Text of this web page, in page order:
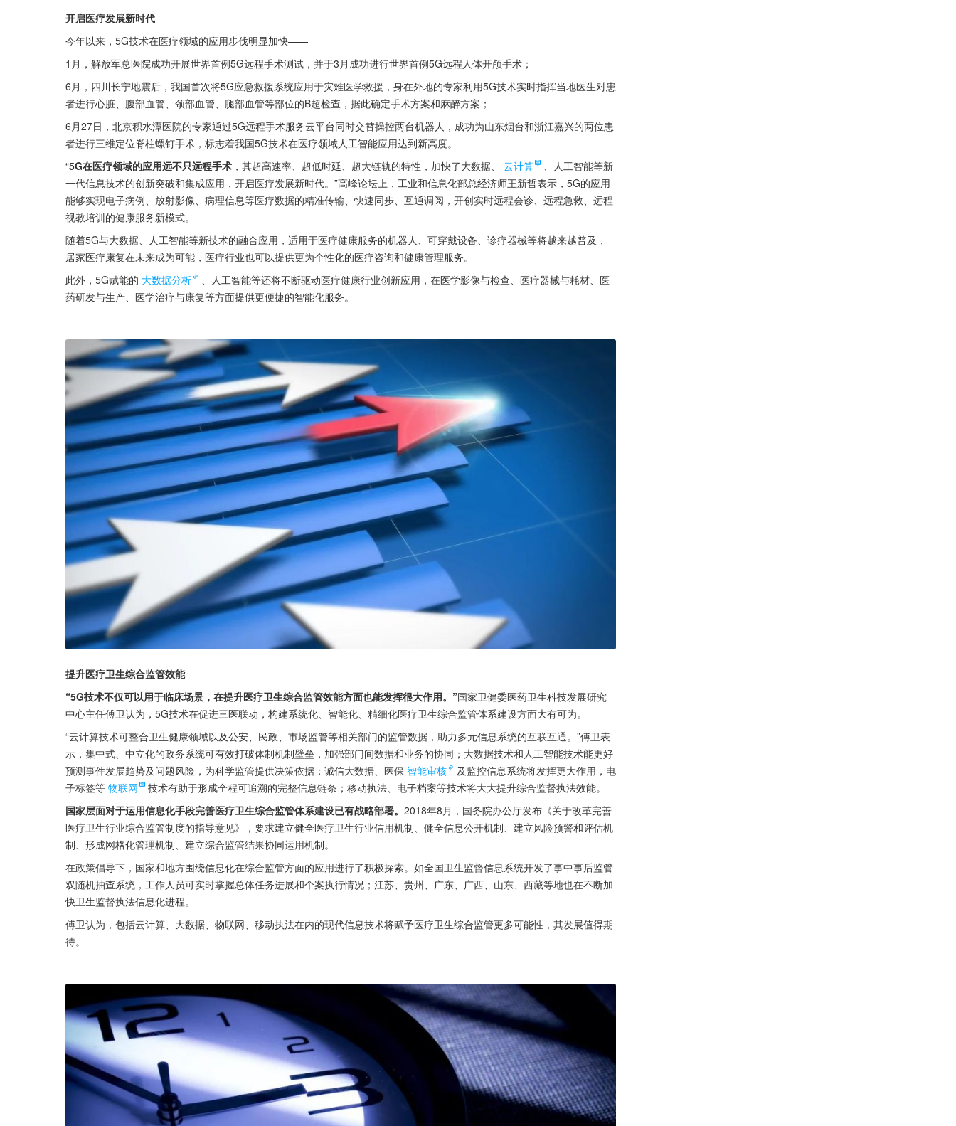
开启医疗发展新时代
今年以来，5G技术在医疗领域的应用步伐明显加快——
1月，解放军总医院成功开展世界首例5G远程手术测试，并于3月成功进行世界首例5G远程人体开颅手术；
6月，四川长宁地震后，我国首次将5G应急救援系统应用于灾难医学救援，身在外地的专家利用5G技术实时指挥当地医生对患
者进行心脏、腹部血管、颈部血管、腿部血管等部位的B超检查，据此确定手术方案和麻醉方案；
6月27日，北京积水潭医院的专家通过5G远程手术服务云平台同时交替操控两台机器人，成功为山东烟台和浙江嘉兴的两位患
者进行三维定位脊柱螺钉手术，标志着我国5G技术在医疗领域人工智能应用达到新高度。
“5G在医疗领域的应用远不只远程手术 ，其超高速率、超低时延、超大链轨的特性，加快了大数据、 云计算
、人工智能等新
一代信息技术的创新突破和集成应用，开启医疗发展新时代。”高峰论坛上，工业和信息化部总经济师王新哲表示，5G的应用
能够实现电子病例、放射影像、病理信息等医疗数据的精准传输、快速同步、互通调阅，开创实时远程会诊、远程急救、远程
视教培训的健康服务新模式。
随着5G与大数据、人工智能等新技术的融合应用，适用于医疗健康服务的机器人、可穿戴设备、诊疗器械等将越来越普及，
居家医疗康复在未来成为可能，医疗行业也可以提供更为个性化的医疗咨询和健康管理服务。
此外，5G赋能的 大数据分析
、人工智能等还将不断驱动医疗健康行业创新应用，在医学影像与检查、医疗器械与耗材、医
药研发与生产、医学治疗与康复等方面提供更便捷的智能化服务。
提升医疗卫生综合监管效能
“5G技术不仅可以用于临床场景，在提升医疗卫生综合监管效能方面也能发挥很大作用。”国家卫健委医药卫生科技发展研究
中心主任傅卫认为，5G技术在促进三医联动，构建系统化、智能化、精细化医疗卫生综合监管体系建设方面大有可为。
“云计算技术可整合卫生健康领域以及公安、民政、市场监管等相关部门的监管数据，助力多元信息系统的互联互通。”傅卫表
示，集中式、中立化的政务系统可有效打破体制机制壁垒，加强部门间数据和业务的协同；大数据技术和人工智能技术能更好
预测事件发展趋势及问题风险，为科学监管提供决策依据；诚信大数据、医保 智能审核
及监控信息系统将发挥更大作用，电
子标签等 物联网
技术有助于形成全程可追溯的完整信息链条；移动执法、电子档案等技术将大大提升综合监督执法效能。
国家层面对于运用信息化手段完善医疗卫生综合监管体系建设已有战略部署。 2018年8月，国务院办公厅发布《关于改革完善
医疗卫生行业综合监管制度的指导意见》，要求建立健全医疗卫生行业信用机制、健全信息公开机制、建立风险预警和评估机
制、形成网格化管理机制、建立综合监管结果协同运用机制。
在政策倡导下，国家和地方围绕信息化在综合监管方面的应用进行了积极探索。如全国卫生监督信息系统开发了事中事后监管
双随机抽查系统，工作人员可实时掌握总体任务进展和个案执行情况；江苏、贵州、广东、广西、山东、西藏等地也在不断加
快卫生监督执法信息化进程。
傅卫认为，包括云计算、大数据、物联网、移动执法在内的现代信息技术将赋予医疗卫生综合监管更多可能性，其发展值得期
待。